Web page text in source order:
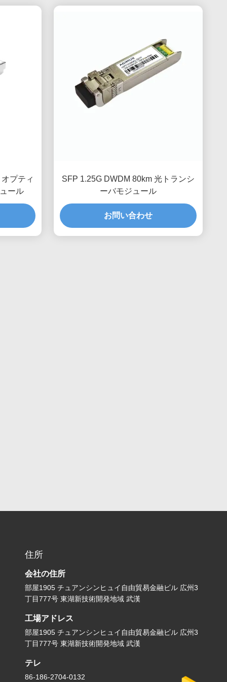
プティ
ール
SFP 1.25G DWDM 80km 光トランシ
ーバモジュール
お問い合わせ
住所
会社の住所
部屋1905 チュアンシンヒュイ自由貿易金融ビル 広州3
丁目777号 東湖新技術開発地域 武漢
工場アドレス
部屋1905 チュアンシンヒュイ自由貿易金融ビル 広州3
丁目777号 東湖新技術開発地域 武漢
テレ
86-186-2704-0132